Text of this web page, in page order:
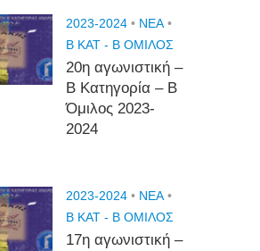
2023-2024 • NEA •
Β ΚΑΤ - Β ΟΜΙΛΟΣ
20η αγωνιστική –
Β Κατηγορία – Β
Όμιλος 2023-
2024
2023-2024 • NEA •
Β ΚΑΤ - Β ΟΜΙΛΟΣ
17η αγωνιστική –